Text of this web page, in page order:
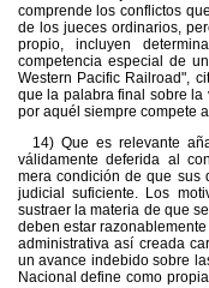
comprende los conflictos
de los jueces ordinarios,
propio, incluyen
competencia especial de
Western Pacific Railroad",
que la palabra final sobre
por aquél siempre compete
14) Que es relevante
válidamente deferida al
mera condición de que sus
judicial suficiente. Los
sustraer la materia de que
deben estar
administrativa así creada
un avance indebido sobre
Nacional define como